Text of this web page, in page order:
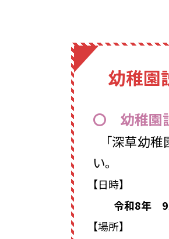
幼稚園
〇 幼稚園
「深草幼稚
い。
【日時】
令和8年 9月5
【場所】